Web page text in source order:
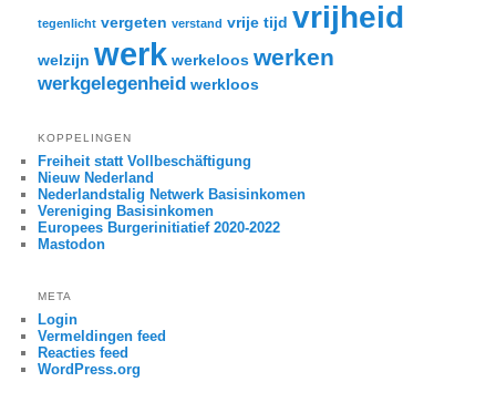
tegenlicht vergeten verstand vrije tijd vrijheid
welzijn werk werkeloos werken
werkgelegenheid werkloos
KOPPELINGEN
Freiheit statt Vollbeschäftigung
Nieuw Nederland
Nederlandstalig Netwerk Basisinkomen
Vereniging Basisinkomen
Europees Burgerinitiatief 2020-2022
Mastodon
META
Login
Vermeldingen feed
Reacties feed
WordPress.org